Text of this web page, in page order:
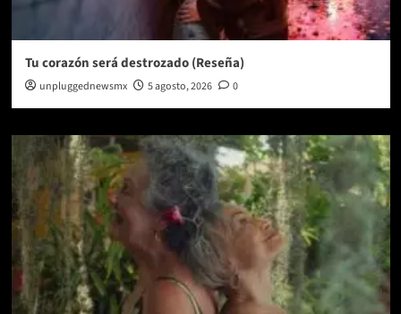
Tu corazón será destrozado (Reseña)
unpluggednewsmx 5 agosto, 2026 0